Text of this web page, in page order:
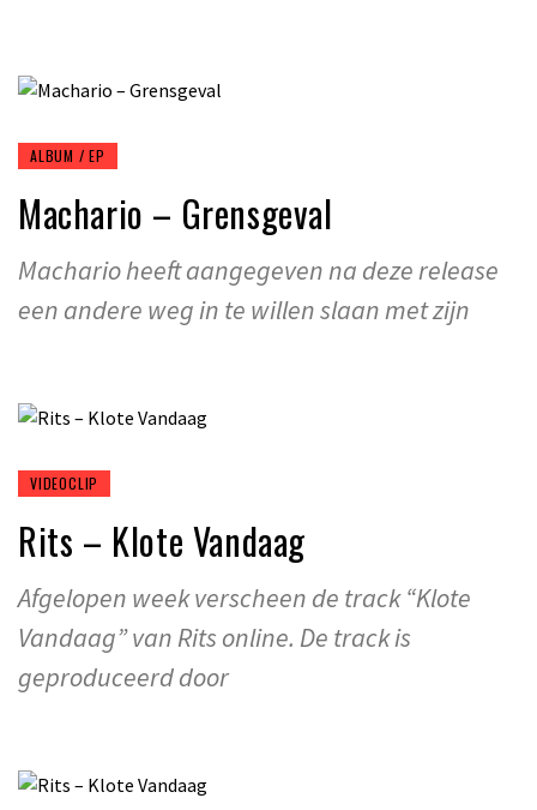
ALBUM / EP
Machario – Grensgeval
Machario heeft aangegeven na deze release
een andere weg in te willen slaan met zijn
VIDEOCLIP
Rits – Klote Vandaag
Afgelopen week verscheen de track “Klote
Vandaag” van Rits online. De track is
geproduceerd door